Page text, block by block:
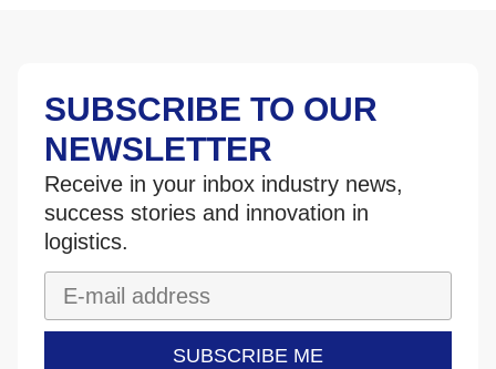
SUBSCRIBE TO OUR
NEWSLETTER
Receive in your inbox industry news,
success stories and innovation in
logistics.
SUBSCRIBE ME